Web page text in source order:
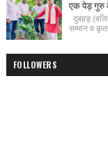
एक पेड़ गुरु
दुबहड़
सम्मान व
FOLLOWERS